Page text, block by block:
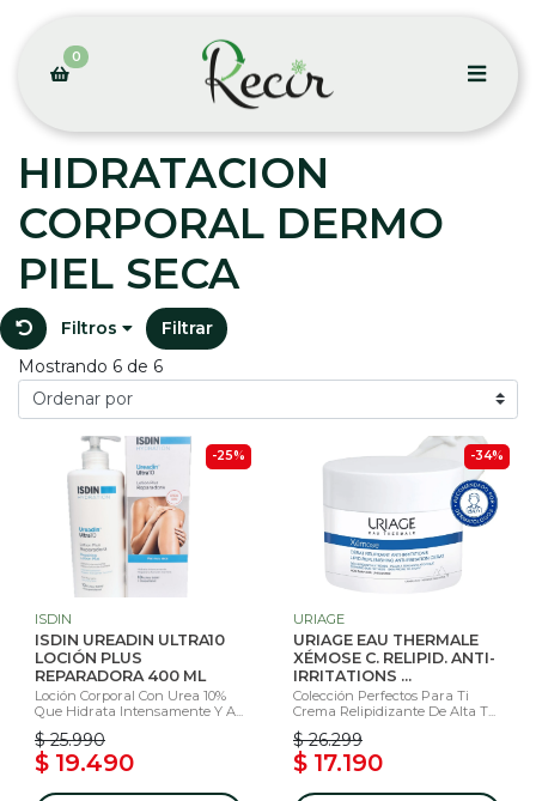
0
HIDRATACION
CORPORAL DERMO
PIEL SECA
Filtros
Filtrar
Mostrando 6 de 6
-25%
ISDIN
ISDIN UREADIN ULTRA10
LOCIÓN PLUS
REPARADORA 400 ML
Loción Corporal Con Urea 10%
Que Hidrata Intensamente Y A...
$ 25.990
$ 19.490
-34%
URIAGE
URIAGE EAU THERMALE
XÉMOSE C. RELIPID. ANTI-
IRRITATIONS ...
Colección Perfectos Para Ti
Crema Relipidizante De Alta T...
$ 26.299
$ 17.190